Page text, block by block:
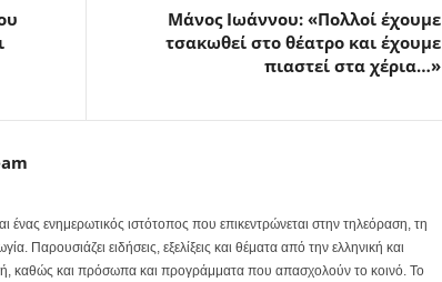
Μάνος Ιωάννου: «Πολλοί έχουμε
τσακωθεί στο θέατρο και έχουμε
πιαστεί στα χέρια…»
ένας ενημερωτικός ιστότοπος που επικεντρώνεται στην τηλεόραση, τη
Παρουσιάζει ειδήσεις, εξελίξεις και θέματα από την ελληνική και
καθώς και πρόσωπα και προγράμματα που απασχολούν το κοινό. Το